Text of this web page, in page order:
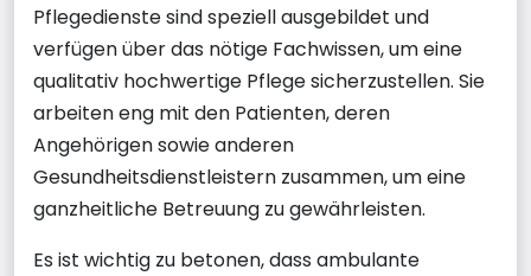
Pflegedienste sind speziell ausgebildet und
verfügen über das nötige Fachwissen, um eine
qualitativ hochwertige Pflege sicherzustellen. Sie
arbeiten eng mit den Patienten, deren
Angehörigen sowie anderen
Gesundheitsdienstleistern zusammen, um eine
ganzheitliche Betreuung zu gewährleisten.
Es ist wichtig zu betonen, dass ambulante